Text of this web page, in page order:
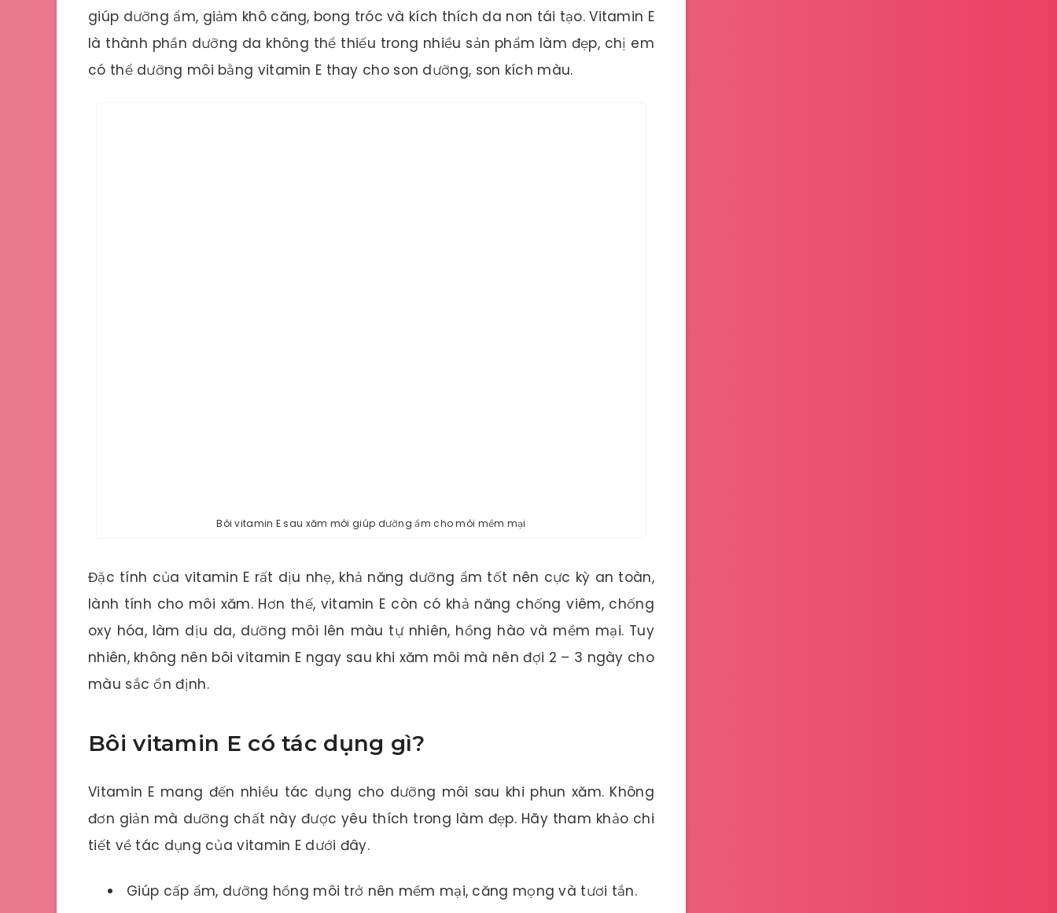
giúp dưỡng ẩm, giảm khô căng, bong tróc và kích thích da non tái tạo. Vitamin E
là thành phần dưỡng da không thể thiếu trong nhiều sản phẩm làm đẹp, chị em
có thể dưỡng môi bằng vitamin E thay cho son dưỡng, son kích màu.
Bôi vitamin E sau xăm môi giúp dưỡng ẩm cho môi mềm mại
Đặc tính của vitamin E rất dịu nhẹ, khả năng dưỡng ẩm tốt nên cực kỳ an toàn,
lành tính cho môi xăm. Hơn thế, vitamin E còn có khả năng chống viêm, chống
oxy hóa, làm dịu da, dưỡng môi lên màu tự nhiên, hồng hào và mềm mại. Tuy
nhiên, không nên bôi vitamin E ngay sau khi xăm môi mà nên đợi 2 – 3 ngày cho
màu sắc ổn định.
Bôi vitamin E có tác dụng gì?
Vitamin E mang đến nhiều tác dụng cho dưỡng môi sau khi phun xăm. Không
đơn giản mà dưỡng chất này được yêu thích trong làm đẹp. Hãy tham khảo chi
tiết về tác dụng của vitamin E dưới đây.
Giúp cấp ẩm, dưỡng hồng môi trở nên mềm mại, căng mọng và tươi tắn.